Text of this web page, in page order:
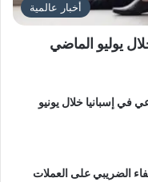
أخبار عالمية
يوليو الماضي
في إسبانيا خلال يونيو
الضريبي على العملات